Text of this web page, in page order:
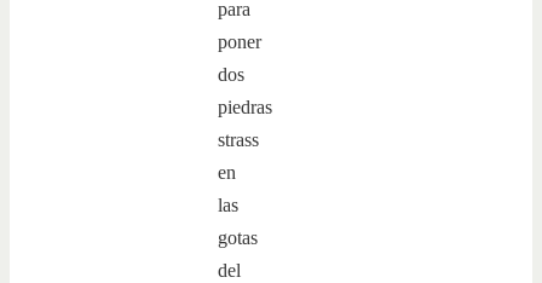
para
poner
dos
piedras
strass
en
las
gotas
del